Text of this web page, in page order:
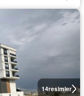
14resimler